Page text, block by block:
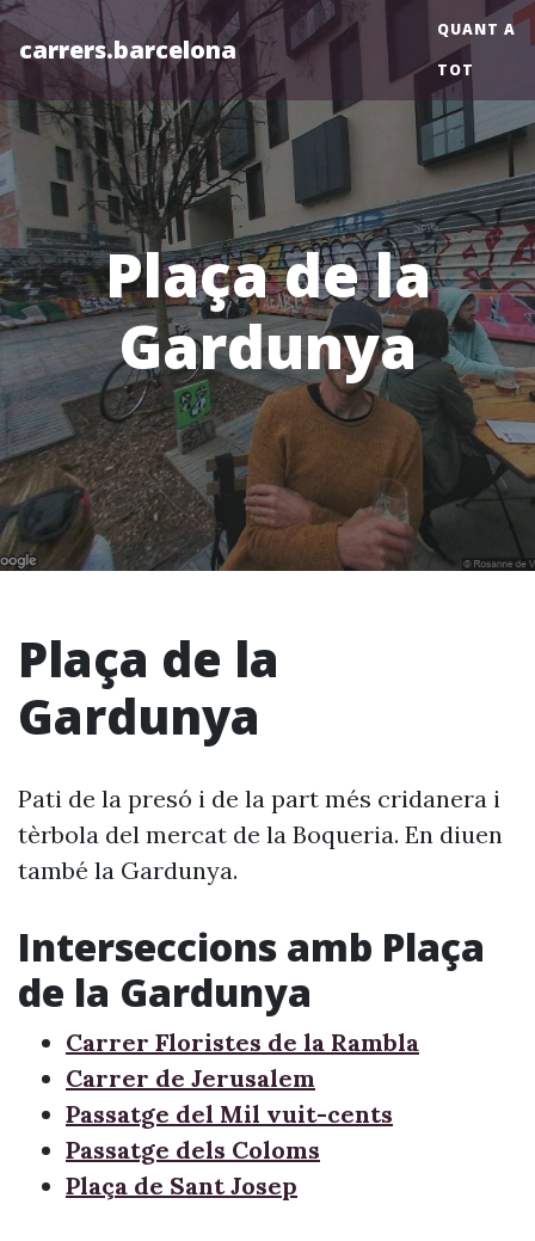
carrers.barcelona
QUANT A
TOT
Plaça de la
Gardunya
Plaça de la
Gardunya
Pati de la presó i de la part més cridanera i
tèrbola del mercat de la Boqueria. En diuen
també la Gardunya.
Interseccions amb Plaça
de la Gardunya
Carrer Floristes de la Rambla
Carrer de Jerusalem
Passatge del Mil vuit-cents
Passatge dels Coloms
Plaça de Sant Josep